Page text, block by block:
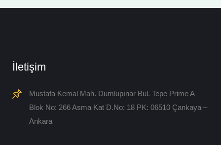
İletişim
Mustafa Kemal Mah. Dumlupınar Bul. Tepe Prime A
Blok No: 266 Asma Kat D.No: 18 PK: 06510 Çankaya –
Ankara